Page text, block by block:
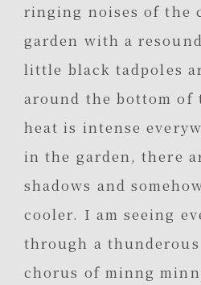
ringing noises of the
garden with a
little black tadpoles
around the bottom of
heat is intense
in the garden, there
shadows and
cooler. I am seeing
through a
chorus of minng